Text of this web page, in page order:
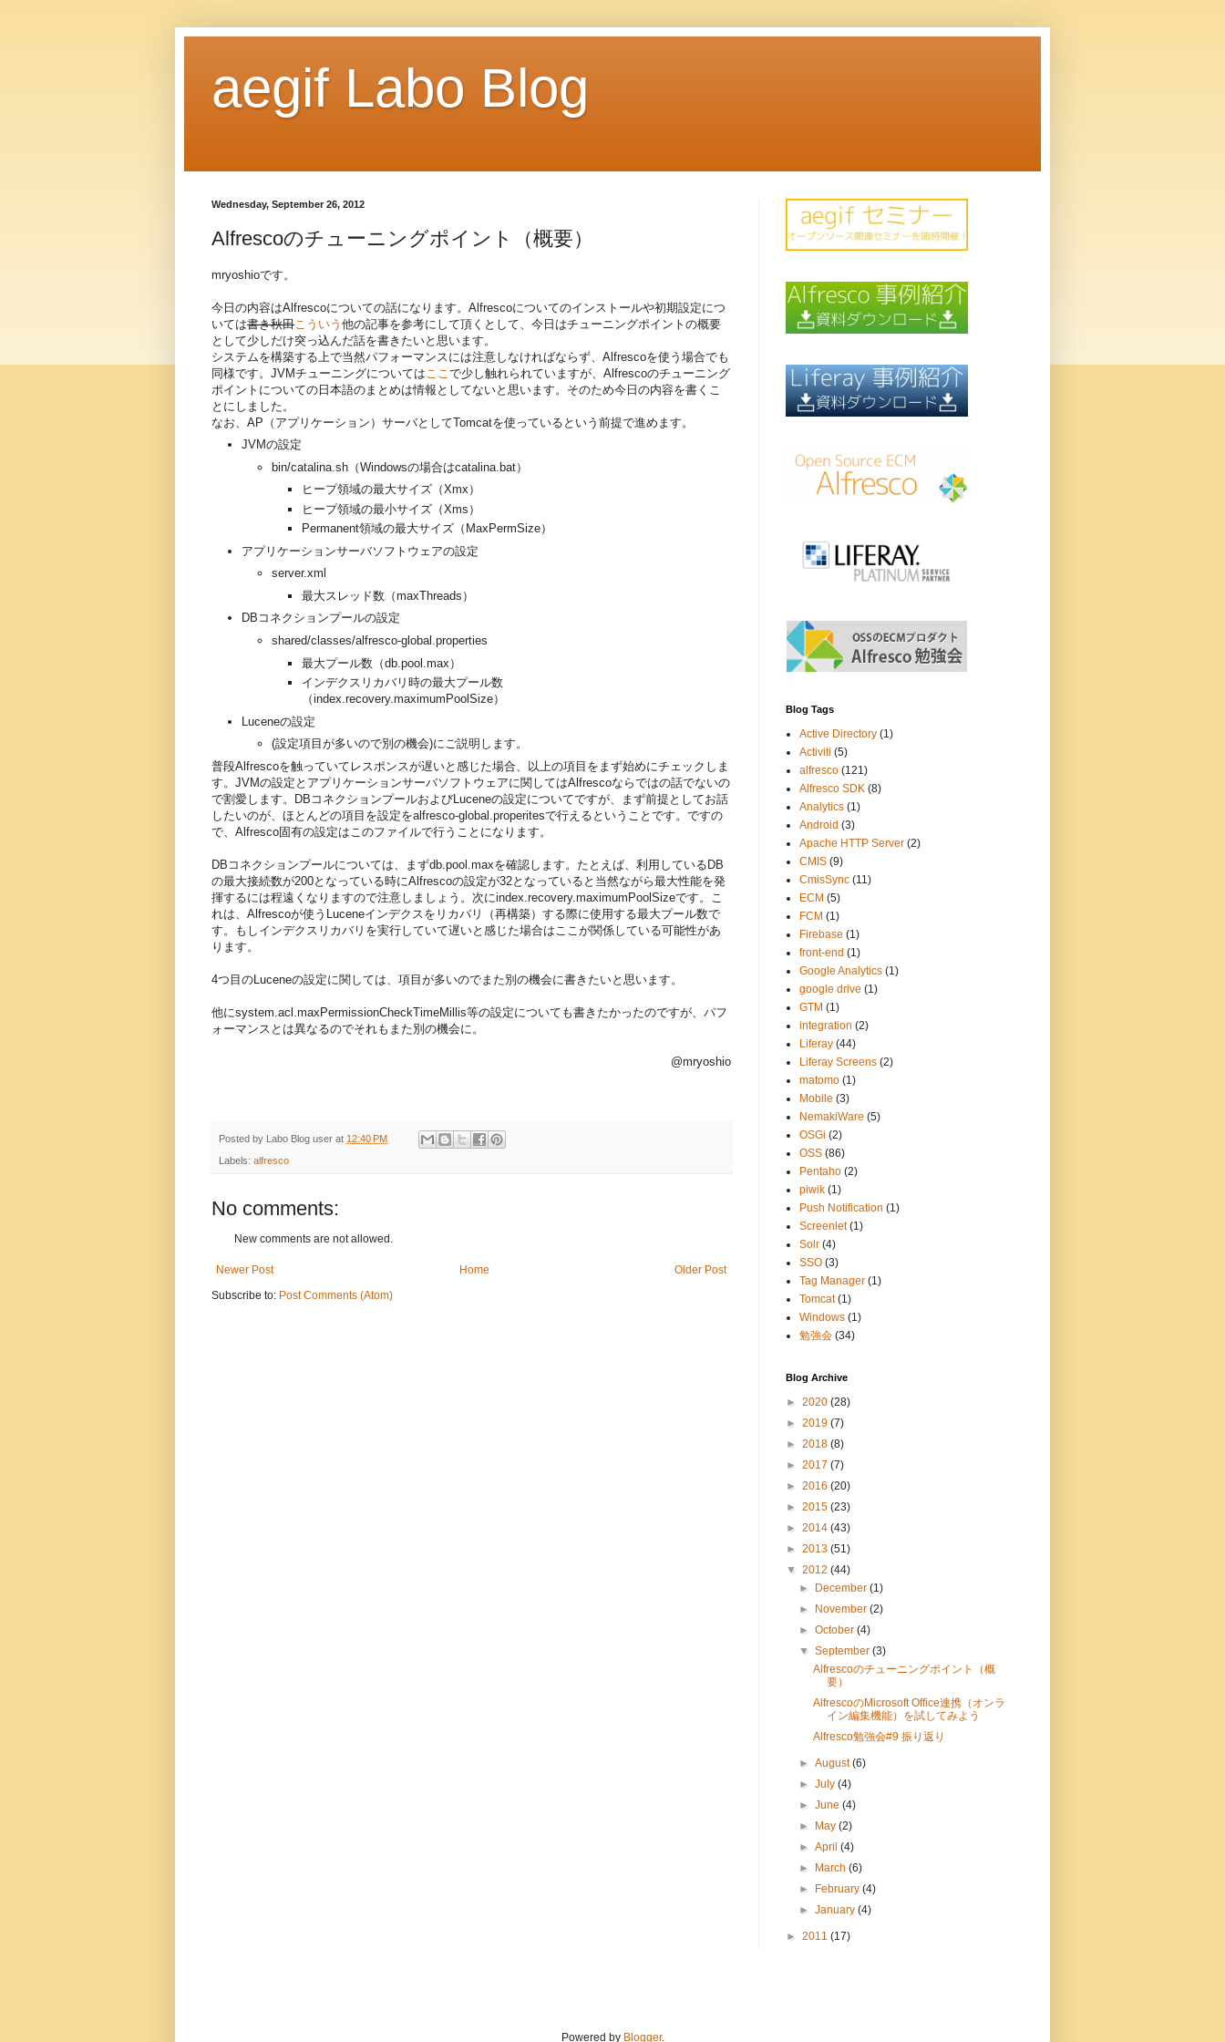
aegif Labo Blog
Wednesday, September 26, 2012
Alfrescoのチューニングポイント（概要）
mryoshioです。
今日の内容はAlfrescoについての話になります。Alfrescoについてのインストールや初期設定につ
いては書き秋田 こういう 他の記事を参考にして頂くとして、今日はチューニングポイントの概要
として少しだけ突っ込んだ話を書きたいと思います。
システムを構築する上で当然パフォーマンスには注意しなければならず、Alfrescoを使う場合でも
同様です。JVMチューニングについては ここ で少し触れられていますが、Alfrescoのチューニング
ポイントについての日本語のまとめは情報としてないと思います。そのため今日の内容を書くこ
とにしました。
なお、AP（アプリケーション）サーバとしてTomcatを使っているという前提で進めます。
JVMの設定
bin/catalina.sh（Windowsの場合はcatalina.bat）
ヒープ領域の最大サイズ（Xmx）
ヒープ領域の最小サイズ（Xms）
Permanent領域の最大サイズ（MaxPermSize）
アプリケーションサーバソフトウェアの設定
server.xml
最大スレッド数（maxThreads）
DBコネクションプールの設定
shared/classes/alfresco-global.properties
最大プール数（db.pool.max）
インデクスリカバリ時の最大プール数
（index.recovery.maximumPoolSize）
Luceneの設定
(設定項目が多いので別の機会)にご説明します。
普段Alfrescoを触っていてレスポンスが遅いと感じた場合、以上の項目をまず始めにチェックしま
す。JVMの設定とアプリケーションサーバソフトウェアに関してはAlfrescoならではの話でないの
で割愛します。DBコネクションプールおよびLuceneの設定についてですが、まず前提としてお話
したいのが、ほとんどの項目を設定をalfresco-global.properitesで行えるということです。ですの
で、Alfresco固有の設定はこのファイルで行うことになります。
DBコネクションプールについては、まずdb.pool.maxを確認します。たとえば、利用しているDB
の最大接続数が200となっている時にAlfrescoの設定が32となっていると当然ながら最大性能を発
揮するには程遠くなりますので注意しましょう。次にindex.recovery.maximumPoolSizeです。こ
れは、Alfrescoが使うLuceneインデクスをリカバリ（再構築）する際に使用する最大プール数で
す。もしインデクスリカバリを実行していて遅いと感じた場合はここが関係している可能性があ
ります。
4つ目のLuceneの設定に関しては、項目が多いのでまた別の機会に書きたいと思います。
他にsystem.acl.maxPermissionCheckTimeMillis等の設定についても書きたかったのですが、パフ
ォーマンスとは異なるのでそれもまた別の機会に。
@mryoshio
Posted by Labo Blog user at 12:40 PM
Labels: alfresco
No comments:
New comments are not allowed.
Newer Post Older Post
Home
Subscribe to: Post Comments (Atom)
Blog Tags
Active Directory (1)
Activiti (5)
alfresco (121)
Alfresco SDK (8)
Analytics (1)
Android (3)
Apache HTTP Server (2)
CMIS (9)
CmisSync (11)
ECM (5)
FCM (1)
Firebase (1)
front-end (1)
Google Analytics (1)
google drive (1)
GTM (1)
integration (2)
Liferay (44)
Liferay Screens (2)
matomo (1)
Mobile (3)
NemakiWare (5)
OSGi (2)
OSS (86)
Pentaho (2)
piwik (1)
Push Notification (1)
Screenlet (1)
Solr (4)
SSO (3)
Tag Manager (1)
Tomcat (1)
Windows (1)
勉強会 (34)
Blog Archive
► 2020 (28)
► 2019 (7)
► 2018 (8)
► 2017 (7)
► 2016 (20)
► 2015 (23)
► 2014 (43)
► 2013 (51)
▼ 2012 (44)
► December(1)
► November(2)
►October(4)
▼September(3)
Alfrescoのチューニングポイント（概
要）
AlfrescoのMicrosoft Office連携（オンラ
イン編集機能）を試してみよう
Alfresco勉強会#9 振り返り
►August(6)
►July(4)
►June(4)
► May(2)
►April(4)
► March(6)
► February(4)
►January(4)
► 2011 (17)
Powered by Blogger.